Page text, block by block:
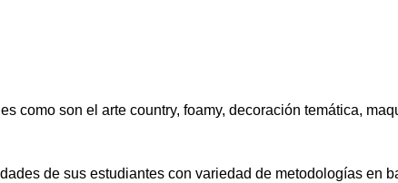
como son el arte country, foamy, decoración temática,
de sus estudiantes con variedad de metodologías en